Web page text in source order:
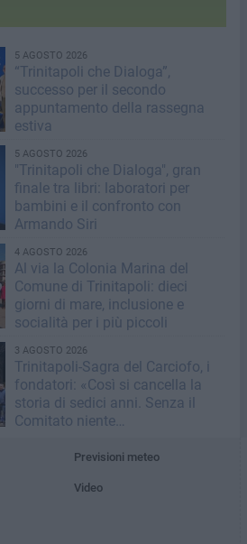
5 AGOSTO 2026
“Trinitapoli che Dialoga”,
successo per il secondo
appuntamento della rassegna
estiva
5 AGOSTO 2026
"Trinitapoli che Dialoga", gran
finale tra libri: laboratori per
bambini e il confronto con
Armando Siri
4 AGOSTO 2026
Al via la Colonia Marina del
Comune di Trinitapoli: dieci
giorni di mare, inclusione e
socialità per i più piccoli
3 AGOSTO 2026
Trinitapoli-Sagra del Carciofo, i
fondatori: «Così si cancella la
storia di sedici anni. Senza il
Comitato niente
Previsioni meteo
Video